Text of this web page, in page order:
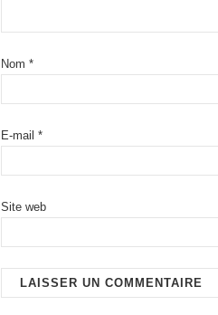
Nom *
E-mail *
Site web